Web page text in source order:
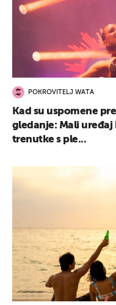
POKROVITELJ WATA
Kad su uspomene
gledanje: Mali
trenutke s ple...